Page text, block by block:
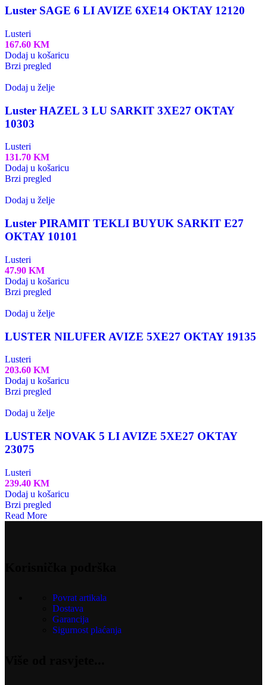
Luster SAGE 6 LI AVIZE 6XE14 OKTAY 12120
Lusteri
167.60 KM
Dodaj u košaricu
Brzi pregled
Dodaj u želje
Luster HAZEL 3 LU SARKIT 3XE27 OKTAY
10303
Lusteri
131.70 KM
Dodaj u košaricu
Brzi pregled
Dodaj u želje
Luster PIRAMIT TEKLI BUYUK SARKIT E27
OKTAY 10101
Lusteri
47.90 KM
Dodaj u košaricu
Brzi pregled
Dodaj u želje
LUSTER NILUFER AVIZE 5XE27 OKTAY 19135
Lusteri
203.60 KM
Dodaj u košaricu
Brzi pregled
Dodaj u želje
LUSTER NOVAK 5 LI AVIZE 5XE27 OKTAY
23075
Lusteri
239.40 KM
Dodaj u košaricu
Brzi pregled
Read More
Povrat artikala
Dostava
Garancija
Sigurnost plaćanja